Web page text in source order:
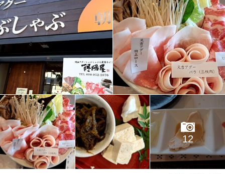
12